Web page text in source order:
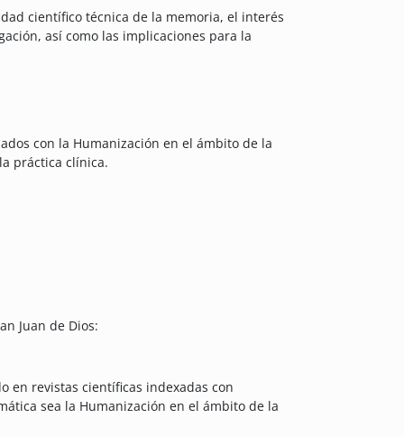
científico técnica de la memoria, el interés
así como las implicaciones para la
con la Humanización en el ámbito de la
práctica clínica.
Juan de Dios:
en revistas científicas indexadas con
sea la Humanización en el ámbito de la